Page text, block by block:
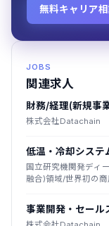
無料キャリア
JOBS
関連求人
財務/経理(新規事
株式会社Datachain
低温・冷却システ
国立研究機関発ディ
融合)領域/世界初の
事業開発・セール